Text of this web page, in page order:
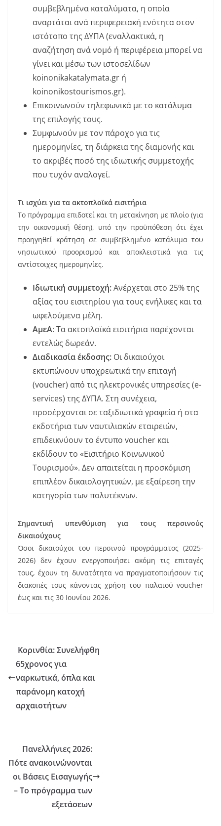
συμβεβλημένα καταλύματα, η οποία
αναρτάται ανά περιφερειακή ενότητα στον
ιστότοπο της ΔΥΠΑ (εναλλακτικά, η
αναζήτηση ανά νομό ή περιφέρεια μπορεί να
γίνει και μέσω των ιστοσελίδων
koinonikakatalymata.gr ή
koinonikostourismos.gr).
Επικοινωνούν τηλεφωνικά με το κατάλυμα
της επιλογής τους.
Συμφωνούν με τον πάροχο για τις
ημερομηνίες, τη διάρκεια της διαμονής και
το ακριβές ποσό της ιδιωτικής συμμετοχής
που τυχόν αναλογεί.
Τι ισχύει για τα ακτοπλοϊκά εισιτήρια
Το πρόγραμμα επιδοτεί και τη μετακίνηση με πλοίο (για
την οικονομική θέση), υπό την προϋπόθεση ότι έχει
προηγηθεί κράτηση σε συμβεβλημένο κατάλυμα του
νησιωτικού προορισμού και αποκλειστικά για τις
αντίστοιχες ημερομηνίες.
Ιδιωτική συμμετοχή:Ανέρχεται στο 25% της
αξίας του εισιτηρίου για τους ενήλικες και τα
ωφελούμενα μέλη.
ΑμεΑ: Τα ακτοπλοϊκά εισιτήρια παρέχονται
εντελώς δωρεάν.
Διαδικασία έκδοσης: Οι δικαιούχοι
εκτυπώνουν υποχρεωτικά την επιταγή
(voucher) από τις ηλεκτρονικές υπηρεσίες (e-
services) της ΔΥΠΑ. Στη συνέχεια,
προσέρχονται σε ταξιδιωτικά γραφεία ή στα
εκδοτήρια των ναυτιλιακών εταιρειών,
επιδεικνύουν το έντυπο voucher και
εκδίδουν το «Εισιτήριο Κοινωνικού
Τουρισμού». Δεν απαιτείται η προσκόμιση
επιπλέον δικαιολογητικών, με εξαίρεση την
κατηγορία των πολυτέκνων.
Σημαντική υπενθύμιση για τους περσινούς
δικαιούχους
Όσοι δικαιούχοι του περσινού προγράμματος (2025-
2026) δεν έχουν ενεργοποιήσει ακόμη τις επιταγές
τους, έχουν τη δυνατότητα να πραγματοποιήσουν τις
διακοπές τους κάνοντας χρήση του παλαιού voucher
έως και τις 30 Ιουνίου 2026.
Κορινθία: Συνελήφθη
65χρονος για
ναρκωτικά, όπλα και
παράνομη κατοχή
αρχαιοτήτων
Πανελλήνιες 2026:
Πότε ανακοινώνονται
οι Βάσεις Εισαγωγής
– Το πρόγραμμα των
εξετάσεων